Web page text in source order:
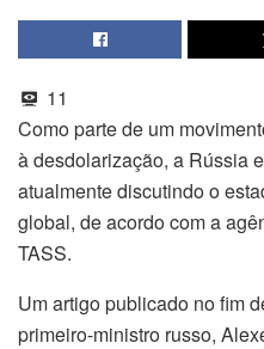
11
Como parte de um
à desdolarização, a Rússia
atualmente discutindo o
global, de acordo com a
TASS.
Um artigo publicado no fim
primeiro-ministro russo,